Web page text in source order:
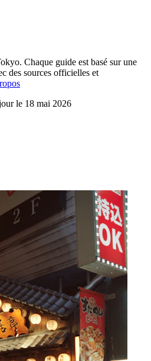
Chaque guide est basé sur une
des sources officielles et
le 18 mai 2026